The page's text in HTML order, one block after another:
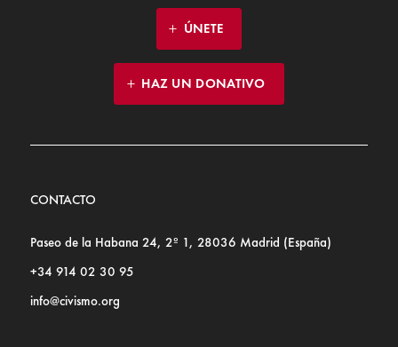
ÚNETE
HAZ UN DONATIVO
CONTACTO
Paseo de la Habana 24, 2º 1, 28036 Madrid (España)
+34 914 02 30 95
info@civismo.org